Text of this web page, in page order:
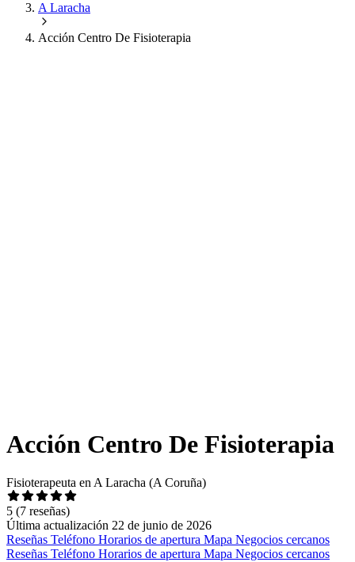
A Laracha
Acción Centro De Fisioterapia
Acción Centro De Fisioterapia
Fisioterapeuta en A Laracha (A Coruña)
5 (7 reseñas)
Última actualización 22 de junio de 2026
Reseñas Teléfono Horarios de apertura Mapa Negocios cercanos
Reseñas Teléfono Horarios de apertura Mapa Negocios cercanos